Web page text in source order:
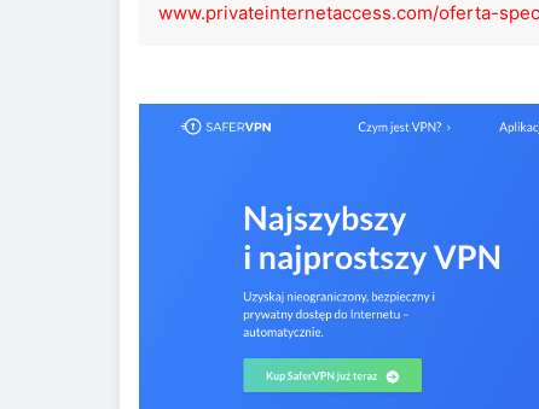
www.privateinternetaccess.com/oferta-